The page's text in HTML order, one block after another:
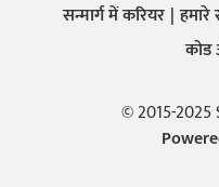
सन्मार्ग में करियर हमारे
© 2015-